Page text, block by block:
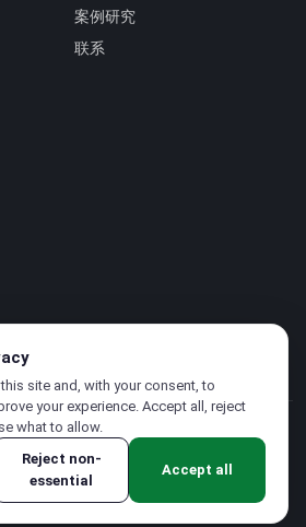
案例研究
联系
AG.版权所有.
隐私政策·服务条款
site and, with your consent, to
your experience. Accept all, reject
what to allow.
Reject non-
essential
Accept all